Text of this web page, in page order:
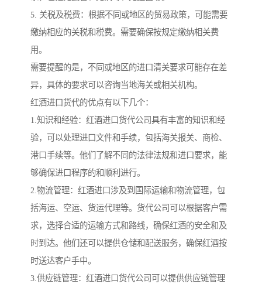
5. 关税及税费：根据不同或地区的贸易政策，可能需要
缴纳相应的关税和税费。需要确保按规定缴纳相关费
用。
需要提醒的是，不同或地区的进口清关要求可能存在差
异，具体的要求可以咨询当地海关或相关机构。
红酒进口货代的优点有以下几个：
1.知识和经验：红酒进口货代公司具有丰富的知识和经
验，可以处理进口文件和手续，包括海关报关、商检、
港口手续等。他们了解不同的法律法规和进口要求，能
够确保进口程序的和顺利进行。
2.物流管理：红酒进口涉及到国际运输和物流管理，包
括海运、空运、货运代理等。货代公司可以根据客户需
求，选择合适的运输方式和路线，确保红酒的安全和及
时到达。他们还可以提供仓储和配送服务，确保红酒按
时送达客户手中。
3.供应链管理：红酒进口货代公司可以提供供应链管理